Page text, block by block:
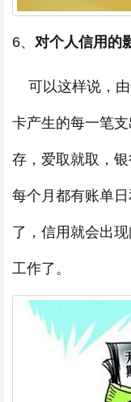
6、 对个人信用的
可以这样说，由
卡产生的每一笔
存，爱取就取，
每个月都有账单
了，信用就会出
工作了。